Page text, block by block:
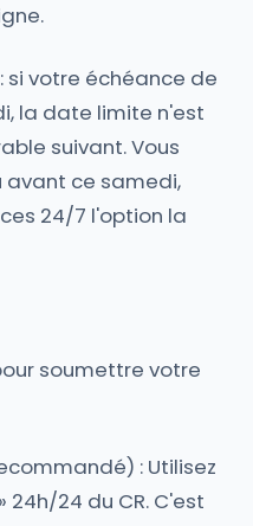
si votre échéance de
la date limite n'est
suivant. Vous
avant ce samedi,
24/7 l'option la
soumettre votre
: Utilisez
24h/24 du CR. C'est